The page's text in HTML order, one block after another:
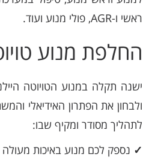
ראשי ו-AGR, פולי מנוע ועוד.
החלפת מנוע
ישנה תקלה במנוע הטויוטה
ולבחון את הפתרון האידיאלי
לתהליך מסודר ומקיף שבו:
✓ נספק לכם מנוע באיכות